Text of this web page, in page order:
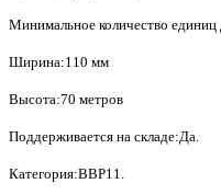
Минимальное количество единиц
Ширина:110 мм
Высота:70 метров
Поддерживается на складе:Да.
Категория:BBP11.